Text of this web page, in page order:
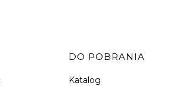
DO POBRANIA
Katalog